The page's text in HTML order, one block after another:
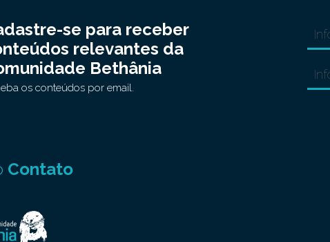
se para receber
relevantes da
Bethânia
os conteúdos por email.
Contato